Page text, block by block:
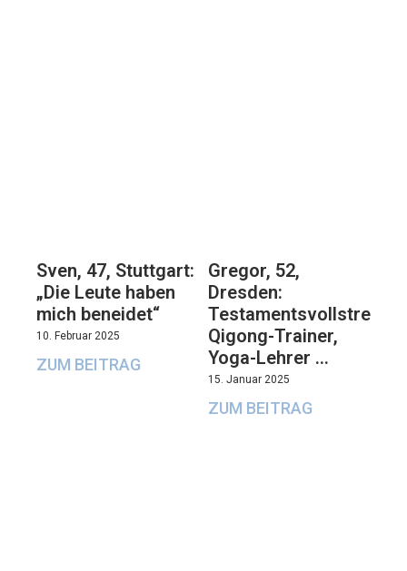
Sven, 47, Stuttgart:
„Die Leute haben
mich beneidet“
10. Februar 2025
ZUM BEITRAG
Gregor, 52,
Dresden:
Qigong-Trainer,
Yoga-Lehrer …
15. Januar 2025
ZUM BEITRAG